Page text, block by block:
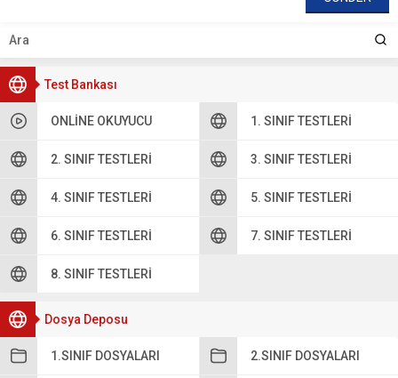
Test Bankası
ONLINE OKUYUCU 1. SINIF TESTLERI
2. SINIF TESTLERI 3. SINIF TESTLERI
4. SINIF TESTLERI 5. SINIF TESTLERI
6. SINIF TESTLERI 7. SINIF TESTLERI
8. SINIF TESTLERI
Dosya Deposu
1.SINIF DOSYALARI 2.SINIF DOSYALARI